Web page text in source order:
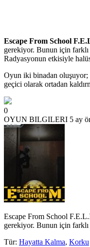
Escape From School
gerekiyor. Bunun için farklı
Radyasyonun etkisiyle
Oyun iki binadan oluşuyor;
geçici olarak ortadan
0
OYUN BILGILERI 5 ay
Escape From School
gerekiyor. Bunun için farklı
Tür: Hayatta Kalma, Korku